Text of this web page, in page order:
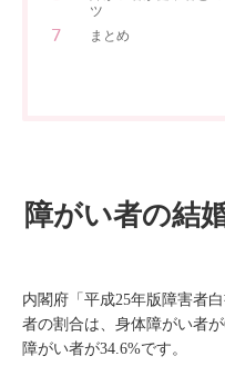
ツ
まとめ
障がい者の結
内閣府「平成25年版障害者
者の割合は、身体障がい者
障がい者が34.6%です。